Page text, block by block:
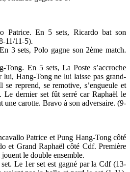
Patrice. En 5 sets, Ricardo bat son
11/11-5).
3 sets, Polo gagne son 2ème match.
Tong. En 5 sets, La Poste s’accroche
lui, Hang-Tong ne lui laisse pas grand-
reprend, se remotive, s’engueule et
Le dernier set fût serré car Raphaël le
une carotte. Bravo à son adversaire. (9-
Patrice et Pung Hang-Tong côté
et Grand Raphaël côté Cdf. Première
le double ensemble.
Le 1er set est gagné par la Cdf (13-